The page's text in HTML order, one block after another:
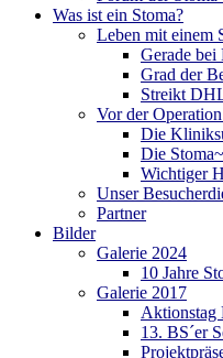
Was ist ein Stoma?
Leben mit einem
Gerade
Grad der
Streikt
Vor der
Die
Die
Wichtiger
Unser
Partner
Bilder
Galerie 2024
10 Jahre
Galerie 2017
Aktionstag
13. BS´er